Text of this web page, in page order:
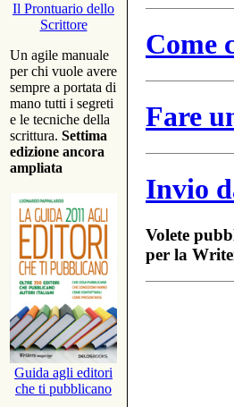
Il Prontuario dello
Scrittore
Un agile manuale
per chi vuole avere
sempre a portata di
mano tutti i segreti
e le tecniche della
scrittura. Settima
edizione ancora
ampliata
Guida agli editori
che ti pubblicano
Come
Fare
Invio
Volete
per la